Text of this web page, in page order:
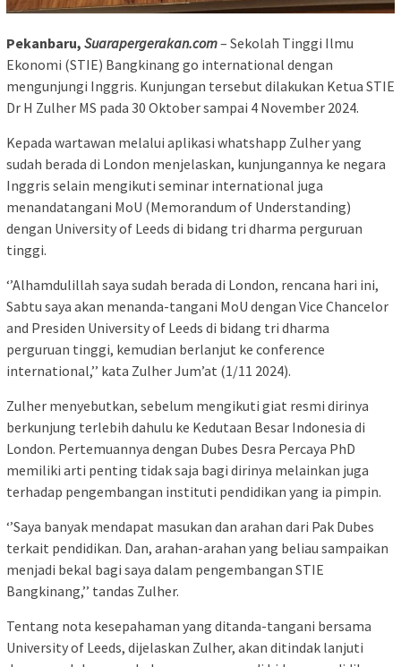
Pekanbaru, Suarapergerakan.com– Sekolah Tinggi Ilmu
Ekonomi (STIE) Bangkinang go international dengan
mengunjungi Inggris. Kunjungan tersebut dilakukan Ketua STIE
Dr H Zulher MS pada 30 Oktober sampai 4 November 2024.
Kepada wartawan melalui aplikasi whatshapp Zulher yang
sudah berada di London menjelaskan, kunjungannya ke negara
Inggris selain mengikuti seminar international juga
menandatangani MoU (Memorandum of Understanding)
dengan University of Leeds di bidang tri dharma perguruan
tinggi.
‘’Alhamdulillah saya sudah berada di London, rencana hari ini,
Sabtu saya akan menanda-tangani MoU dengan Vice Chancelor
and Presiden University of Leeds di bidang tri dharma
perguruan tinggi, kemudian berlanjut ke conference
international,’’ kata Zulher Jum’at (1/11 2024).
Zulher menyebutkan, sebelum mengikuti giat resmi dirinya
berkunjung terlebih dahulu ke Kedutaan Besar Indonesia di
London. Pertemuannya dengan Dubes Desra Percaya PhD
memiliki arti penting tidak saja bagi dirinya melainkan juga
terhadap pengembangan instituti pendidikan yang ia pimpin.
‘’Saya banyak mendapat masukan dan arahan dari Pak Dubes
terkait pendidikan. Dan, arahan-arahan yang beliau sampaikan
menjadi bekal bagi saya dalam pengembangan STIE
Bangkinang,’’ tandas Zulher.
Tentang nota kesepahaman yang ditanda-tangani bersama
University of Leeds, dijelaskan Zulher, akan ditindak lanjuti